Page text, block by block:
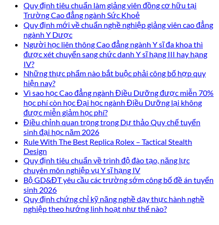
Quy định tiêu chuẩn làm giảng viên đồng cơ hữu tại
Trường Cao đẳng ngành Sức Khoẻ
Quy định mới về chuẩn nghề nghiệp giảng viên cao đẳng
ngành Y Dược
Người học liên thông Cao đẳng ngành Y sĩ đa khoa thì
được xét chuyển sang chức danh Y sĩ hạng III hay hạng
IV?
Những thực phẩm nào bắt buộc phải công bố hợp quy
hiện nay?
Vì sao học Cao đẳng ngành Điều Dưỡng được miễn 70%
học phí còn học Đại học ngành Điều Dưỡng lại không
được miễn giảm học phí?
Điều chỉnh quan trọng trong Dự thảo Quy chế tuyển
sinh đại học năm 2026
Rule With The Best Replica Rolex – Tactical Stealth
Design
Quy định tiêu chuẩn về trình độ đào tạo, năng lực
chuyên môn nghiệp vụ Y sĩ hạng IV
Bộ GD&ĐT yêu cầu các trường sớm công bố đề án tuyển
sinh 2026
Quy định chứng chỉ kỹ năng nghề dạy thực hành nghề
nghiệp theo hướng linh hoạt như thế nào?